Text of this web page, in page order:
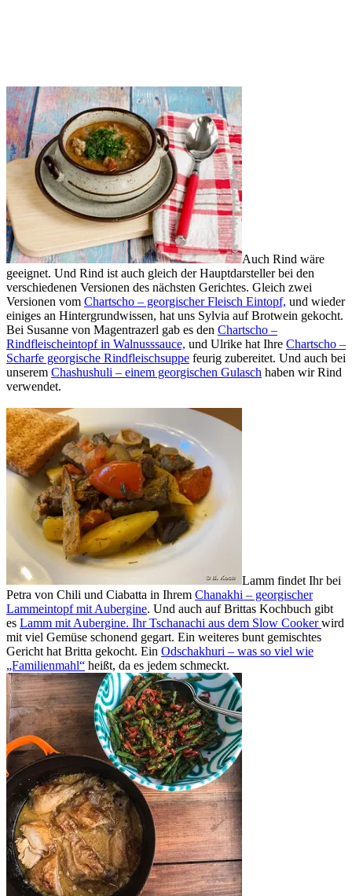
Auch Rind wäre
geeignet. Und Rind ist auch gleich der Hauptdarsteller bei den
verschiedenen Versionen des nächsten Gerichtes. Gleich zwei
Versionen vom Chartscho – georgischer Fleisch Eintopf, und wieder
einiges an Hintergrundwissen, hat uns Sylvia auf Brotwein gekocht.
Bei Susanne von Magentrazerl gab es den Chartscho –
Rindfleischeintopf in Walnusssauce, und Ulrike hat Ihre Chartscho –
Scharfe georgische Rindfleischsuppe feurig zubereitet. Und auch bei
unserem Chashushuli – einem georgischen Gulasch haben wir Rind
verwendet.
Lamm findet Ihr bei
Petra von Chili und Ciabatta in Ihrem Chanakhi – georgischer
Lammeintopf mit Aubergine. Und auch auf Brittas Kochbuch gibt
es Lamm mit Aubergine. Ihr Tschanachi aus dem Slow Cookerwird
mit viel Gemüse schonend gegart. Ein weiteres bunt gemischtes
Gericht hat Britta gekocht. Ein Odschakhuri – was so viel wie
„Familienmahl“ heißt, da es jedem schmeckt.